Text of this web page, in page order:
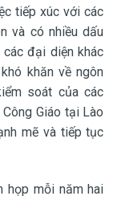
tiếp xúc với các
và có nhiều dấu
đại diện khác
khăn về ngôn
soát của các
Giáo tại Lào
mẽ và tiếp tục
họp mỗi năm hai